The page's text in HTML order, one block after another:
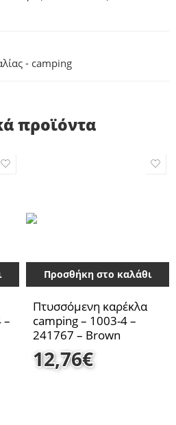
- camping
προϊόντα
–
Προσθήκη στο καλάθι
Πτυσσόμενη καρέκλα
camping – 1003-4 –
241767 – Brown
12,76€